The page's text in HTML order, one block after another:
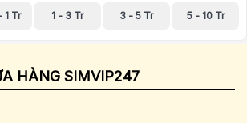
1 Tr 1 - 3 Tr 3 - 5 Tr 5 - 10 Tr
HÀNG SIMVIP247